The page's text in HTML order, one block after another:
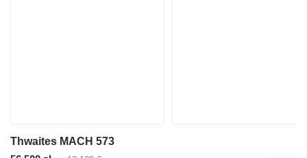
Thwaites MACH 573